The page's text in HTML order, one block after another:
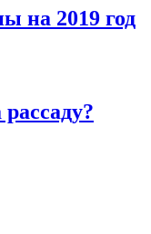
на 2019 год